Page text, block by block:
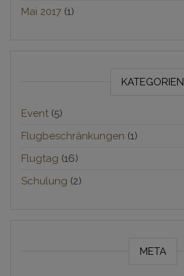
Mai 2017 (1)
KATEGORIEN
Event (5)
Flugbeschränkungen (1)
Flugtag (16)
Schulung (2)
META